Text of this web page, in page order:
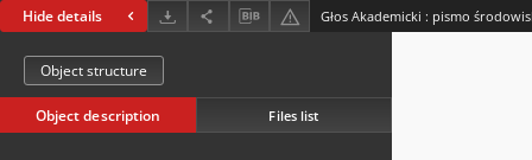
Hide details
Object structure
Object description Files list